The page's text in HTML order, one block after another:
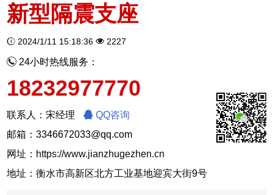
新型隔震支座
2024/1/11 15:18:36 2227
24小时热线服务：
18232977770
联系人：宋经理
QQ咨询
邮箱：3346672033@qq.com
网址： https://www.jianzhugezhen.cn
地址：衡水市高新区北方工业基地迎宾大街9号